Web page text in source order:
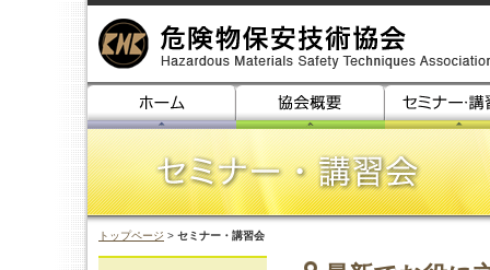
トップページ > セミナー・講習会